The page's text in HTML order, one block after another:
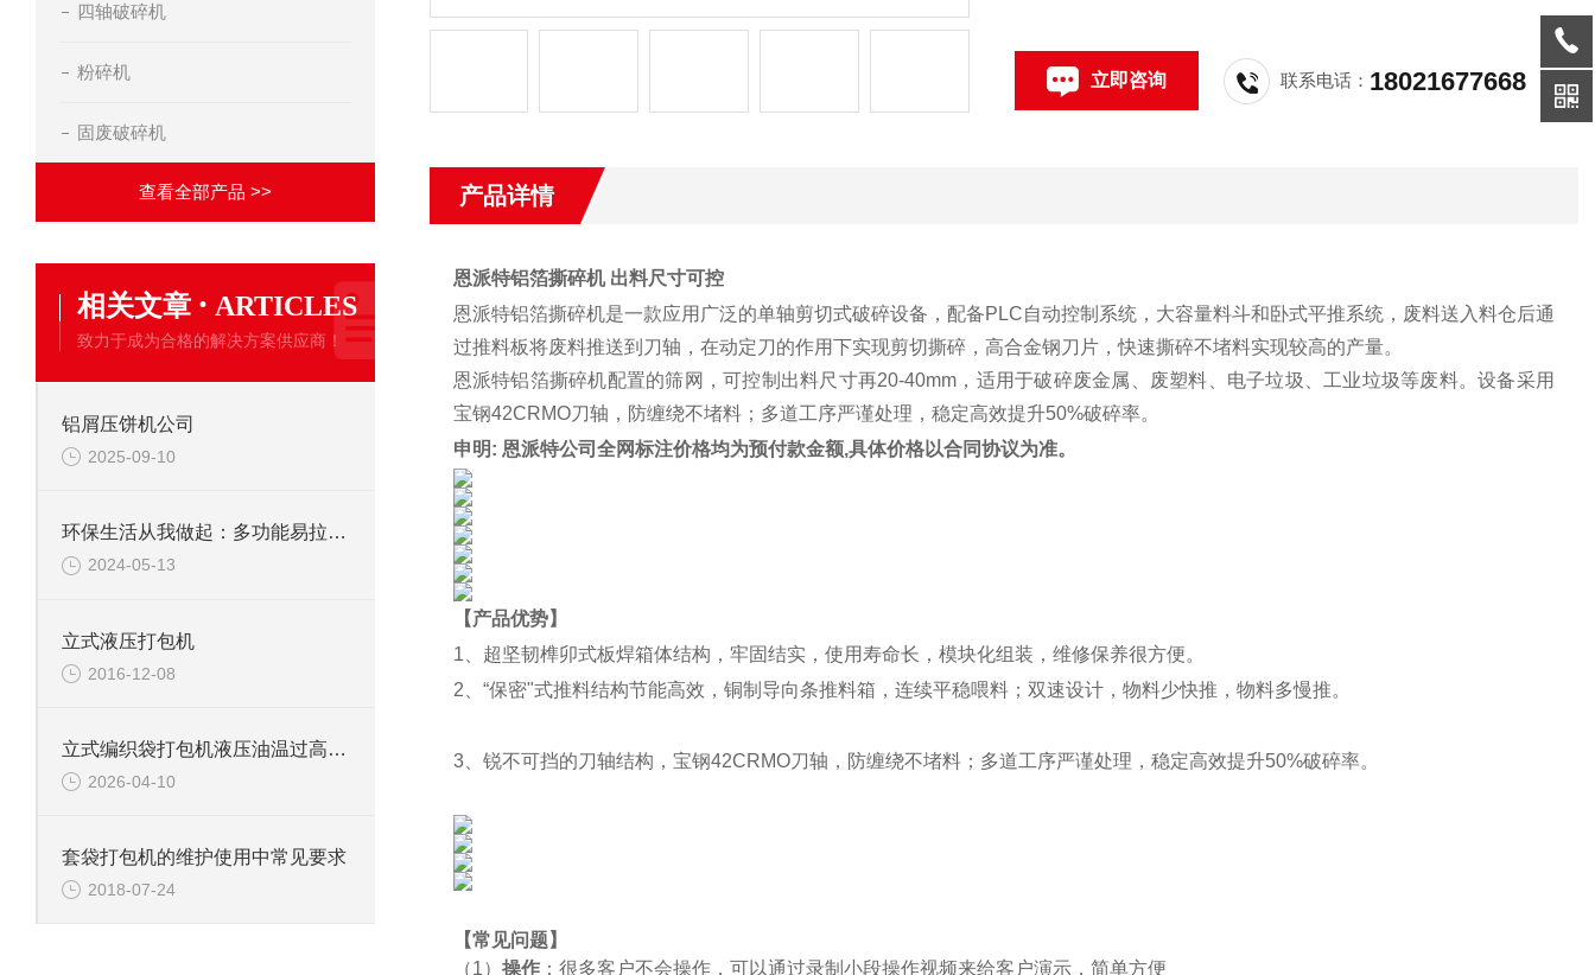
四轴破碎机
粉碎机
固废破碎机
查看全部产品 >>
相关文章 · ARTICLES
致力于成为合格的解决方案供应商！
铝屑压饼机公司
2025-09-10
环保生活从我做起：多功能易拉罐破碎机的实用指南
2024-05-13
立式液压打包机
2016-12-08
立式编织袋打包机液压油温过高原因及解决
2026-04-10
套袋打包机的维护使用中常见要求
2018-07-24
立即咨询 联系电话： 18021677668
产品详情
恩派特铝箔撕碎机 出料尺寸可控
恩派特铝箔撕碎机是一款应用广泛的单轴剪切式破碎设备，配备PLC自动控制系统，大容量料斗和卧式平推系统，废料送入料仓后通
过推料板将废料推送到刀轴，在动定刀的作用下实现剪切撕碎，高合金钢刀片，快速撕碎不堵料实现较高的产量。
恩派特铝箔撕碎机配置的筛网，可控制出料尺寸再20-40mm，适用于破碎废金属、废塑料、电子垃圾、工业垃圾等废料。设备采用
宝钢42CRMO刀轴，防缠绕不堵料；多道工序严谨处理，稳定高效提升50%破碎率。
申明: 恩派特公司全网标注价格均为预付款金额,具体价格以合同协议为准。
【产品优势】
1、超坚韧榫卯式板焊箱体结构，牢固结实，使用寿命长，模块化组装，维修保养很方便。
2、“保密"式推料结构节能高效，铜制导向条推料箱，连续平稳喂料；双速设计，物料少快推，物料多慢推。
3、锐不可挡的刀轴结构，宝钢42CRMO刀轴，防缠绕不堵料；多道工序严谨处理，稳定高效提升50%破碎率。
【常见问题】
（1） 操作：很多客户不会操作，可以通过录制小段操作视频来给客户演示，简单方便